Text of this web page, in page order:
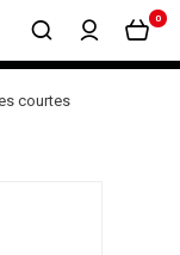
0
courtes